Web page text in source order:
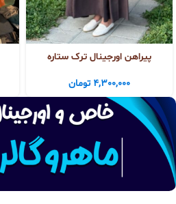
پیراهن اورجینال ترک ستاره
4,300,000 تومان